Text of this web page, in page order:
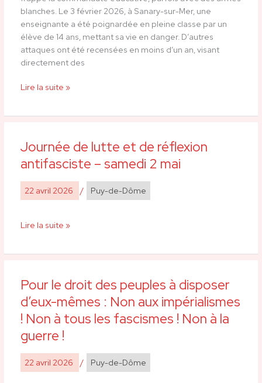
blanches. Le 3 février 2026, à Sanary-sur-Mer, une
enseignante a été poignardée en pleine classe par un
élève de 14 ans, mettant sa vie en danger. D’autres
attaques ont été recensées en moins d’un an, visant
directement des
des
moyens
pour
éduquer,
prévenir
soigner
Lire la suite »
Journée de lutte et de réflexion
antifasciste – samedi 2 mai
22 avril 2026 / Puy-de-Dôme
Journée
lutte
et
de
antifasciste
Lire la suite »
Pour le droit des peuples à disposer
d’eux-mêmes : Non aux impérialismes
! Non à tous les fascismes ! Non à la
guerre !
22 avril 2026 / Puy-de-Dôme
Pour
le
droit
des
peuples
à
disposer
d’eux-